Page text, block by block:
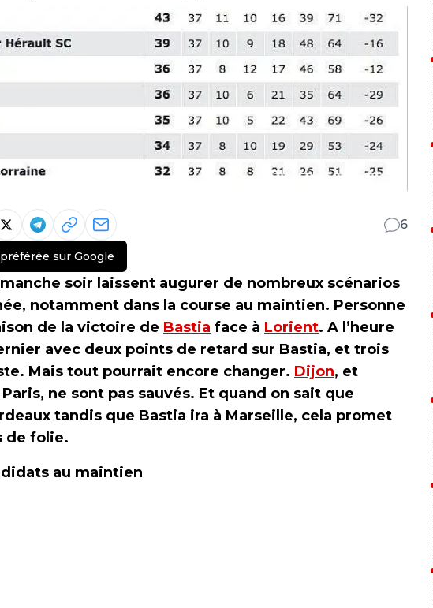
6
sur Google
soir laissent augurer de nombreux scénarios
notamment dans la course au maintien. Personne
de la victoire de Bastia face à Lorient. A l’heure
avec deux points de retard sur Bastia, et trois
Mais tout pourrait encore changer. Dijon, et
ne sont pas sauvés. Et quand on sait que
tandis que Bastia ira à Marseille, cela promet
de folie.
au maintien